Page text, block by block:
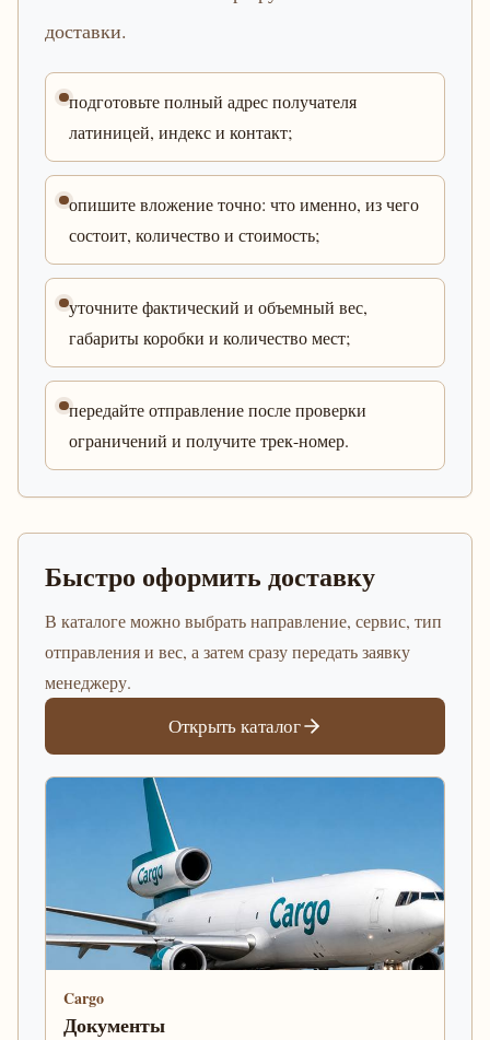
доставки.
подготовьте полный адрес получателя
латиницей, индекс и контакт;
опишите вложение точно: что именно, из чего
состоит, количество и стоимость;
уточните фактический и объемный вес,
габариты коробки и количество мест;
передайте отправление после проверки
ограничений и получите трек-номер.
Быстро оформить доставку
В каталоге можно выбрать направление, сервис, тип
отправления и вес, а затем сразу передать заявку
менеджеру.
Открыть каталог
Cargo
Документы